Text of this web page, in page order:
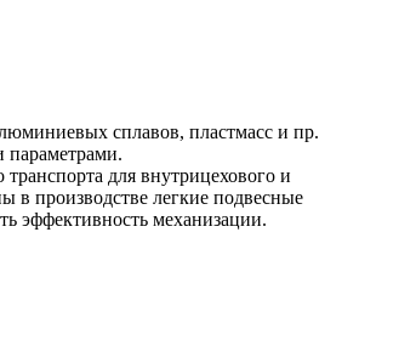
сплавов, пластмасс и пр.
параметрами.
для внутрицехового и
в производстве легкие подвесные
эффективность механизации.